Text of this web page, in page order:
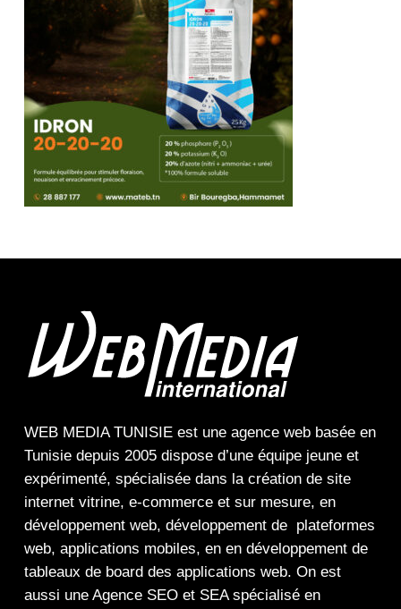
WEB MEDIA TUNISIEest une agence webbasée en
Tunisie depuis 2005 dispose d’une équipe jeune et
expérimenté, spécialisée dans la création de site
internet vitrine, e-commerceet sur mesure, en
développement web, développement de plateformes
web, applications mobiles, en en développement de
tableaux de boarddes applications web. On est
aussi une Agence SEOet SEAspécialisé en